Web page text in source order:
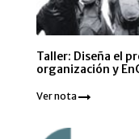
Taller: Diseña el
organización y
Ver nota